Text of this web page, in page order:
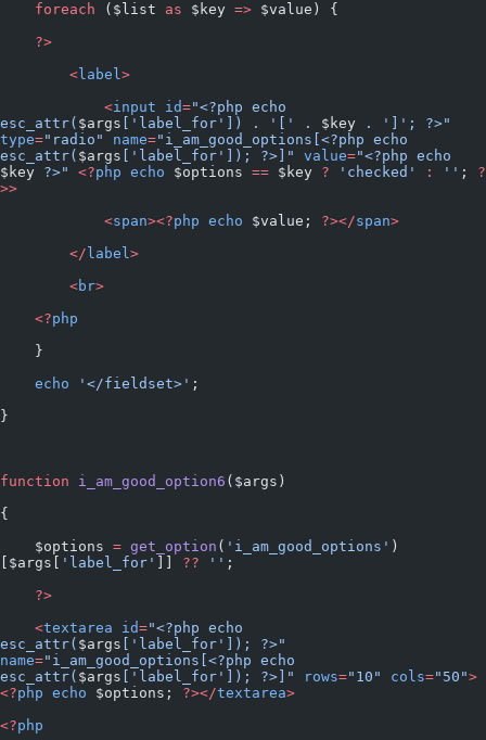
    foreach
($list as $key => $value) {
    ?>
        <
label>
            <
input id="<?php echo
esc_attr( $args ['label_for']) . '[' . $key . ']'; ?>"
type="radio" name="i_am_good_options[<?php echo
esc_attr( $args ['label_for']); ?>]" value=
$key ?>" <?php echo $options == $key ? 'checked' : '' ; ?
>>
            <
span><?php echo $value; ?></span>
        </
label>
        <
br>
    <?
php
    }
    echo
'</fieldset>' ;
}
function i_am_good_option6 ($args)
{
    $options
= get_option ( 'i_am_good_options' )
[$args[
'label_for' ?? '' ;
    ?>
    <
textarea id="<?php echo
esc_attr( $args ['label_for']); ?>"
name="i_am_good_options[<?php echo
esc_attr( $args ['label_for']); ?>]" rows="10" cols="50">
<?php echo $options; ?></textarea>
<?php